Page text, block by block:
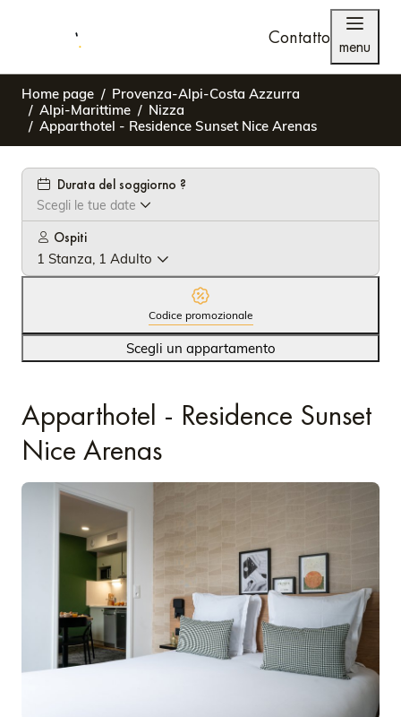
Contatto menu
Home page
Provenza-Alpi-Costa Azzurra
Alpi-Marittime
Nizza
Apparthotel - Residence Sunset Nice Arenas
Durata del soggiorno ?
Scegli le tue date
Ospiti
1 Stanza, 1 Adulto
Codice promozionale
Scegli un appartamento
Apparthotel - Residence Sunset
Nice Arenas